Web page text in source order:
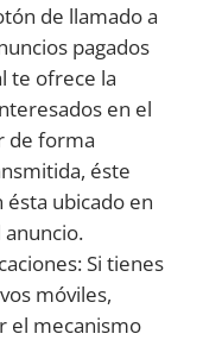
de llamado a
pagados
te ofrece la
en el
de forma
éste
ésta ubicado en
Si tienes
móviles,
el mecanismo